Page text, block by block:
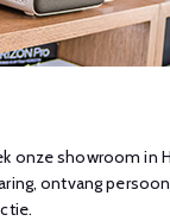
onze showroom in
ontvang